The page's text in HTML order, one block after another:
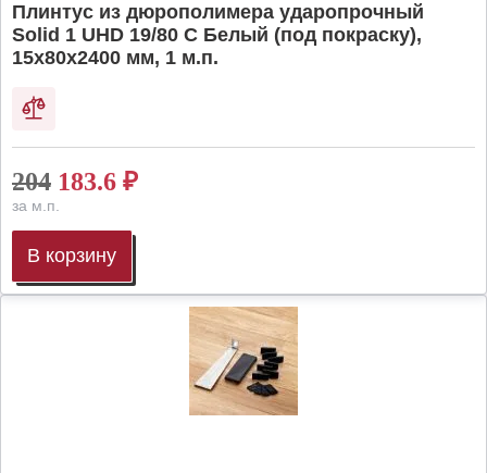
Плинтус из дюрополимера ударопрочный
Solid 1 UHD 19/80 C Белый (под покраску),
15х80х2400 мм, 1 м.п.
204 183.6 ₽
за м.п.
В корзину